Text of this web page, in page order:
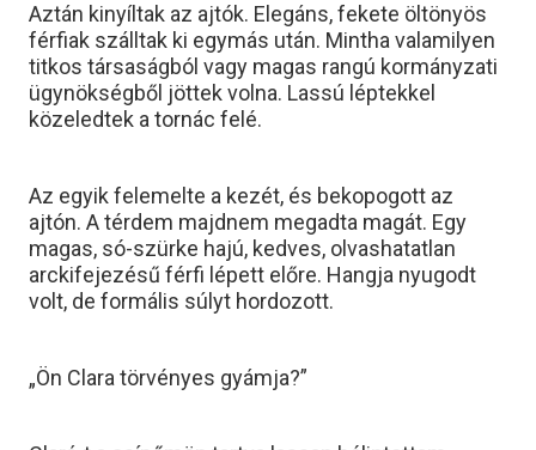
Aztán kinyíltak az ajtók. Elegáns, fekete öltönyös
férfiak szálltak ki egymás után. Mintha valamilyen
titkos társaságból vagy magas rangú kormányzati
ügynökségből jöttek volna. Lassú léptekkel
közeledtek a tornác felé.
Az egyik felemelte a kezét, és bekopogott az
ajtón. A térdem majdnem megadta magát. Egy
magas, só-szürke hajú, kedves, olvashatatlan
arckifejezésű férfi lépett előre. Hangja nyugodt
volt, de formális súlyt hordozott.
„Ön Clara törvényes gyámja?”